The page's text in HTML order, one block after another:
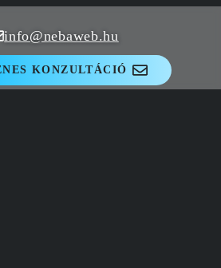
info@nebaweb.hu
KONZULTÁCIÓ